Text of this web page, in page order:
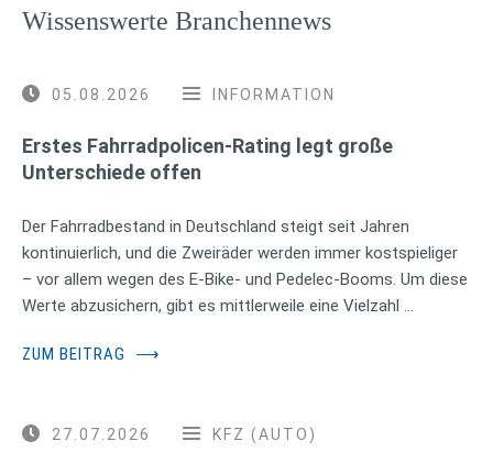
Wissenswerte Branchennews
05.08.2026 INFORMATION
Erstes Fahrradpolicen-Rating legt große
Unterschiede offen
Der Fahrradbestand in Deutschland steigt seit Jahren
kontinuierlich, und die Zweiräder werden immer kostspieliger
– vor allem wegen des E-Bike- und Pedelec-Booms. Um diese
Werte abzusichern, gibt es mittlerweile eine Vielzahl …
ZUM BEITRAG ⟶
27.07.2026 KFZ (AUTO)